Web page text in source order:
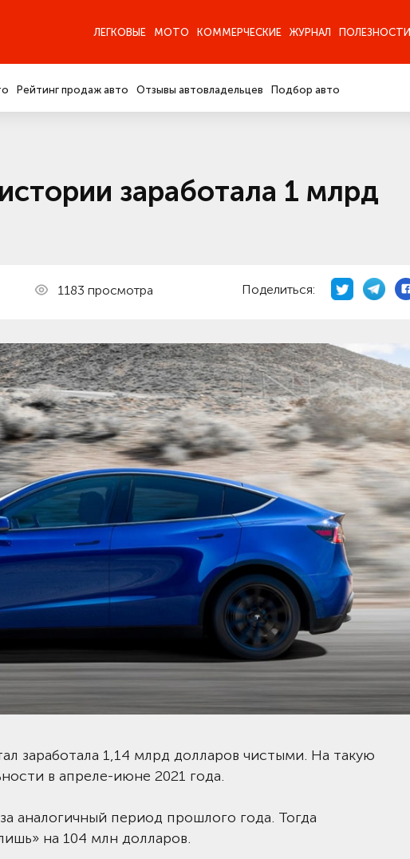
ЛЕГКОВЫЕ МОТО КОММЕРЧЕСКИЕ ЖУРНАЛ ПОЛЕЗНОСТИ
Рейтинг продаж авто Отзывы автовладельцев Подбор авто
заработала 1 млрд
1183 просмотра Поделиться:
заработала 1,14 млрд долларов чистыми. На такую
в апреле-июне 2021 года.
аналогичный период прошлого года. Тогда
на 104 млн долларов.